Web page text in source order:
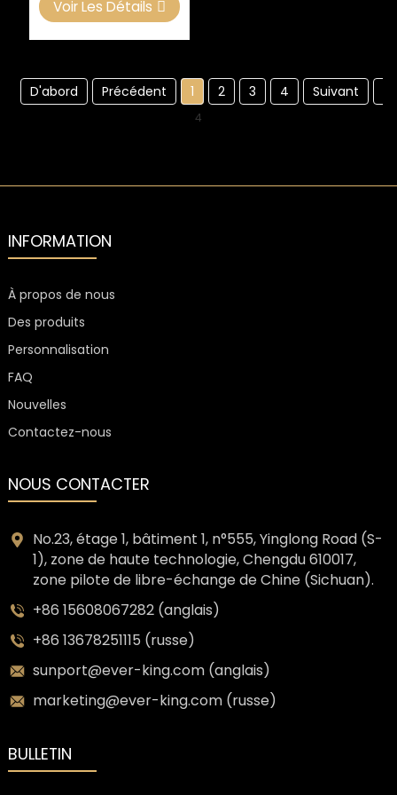
Voir Les Détails
D'abord Précédent 1 2 3 4 Suivant
4
INFORMATION
À propos de nous
Des produits
Personnalisation
FAQ
Nouvelles
Contactez-nous
NOUS CONTACTER
No.23, étage 1, bâtiment 1, n°555, Yinglong Road (S-
1), zone de haute technologie, Chengdu 610017,
zone pilote de libre-échange de Chine (Sichuan).
+86 15608067282 (anglais)
+86 13678251115 (russe)
sunport@ever-king.com (anglais)
marketing@ever-king.com (russe)
BULLETIN